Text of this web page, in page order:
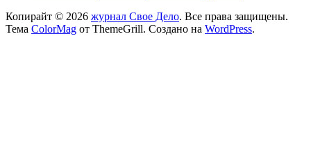
Копирайт © 2026 журнал Свое Дело. Все права защищены.
Тема ColorMag от ThemeGrill. Создано на WordPress.